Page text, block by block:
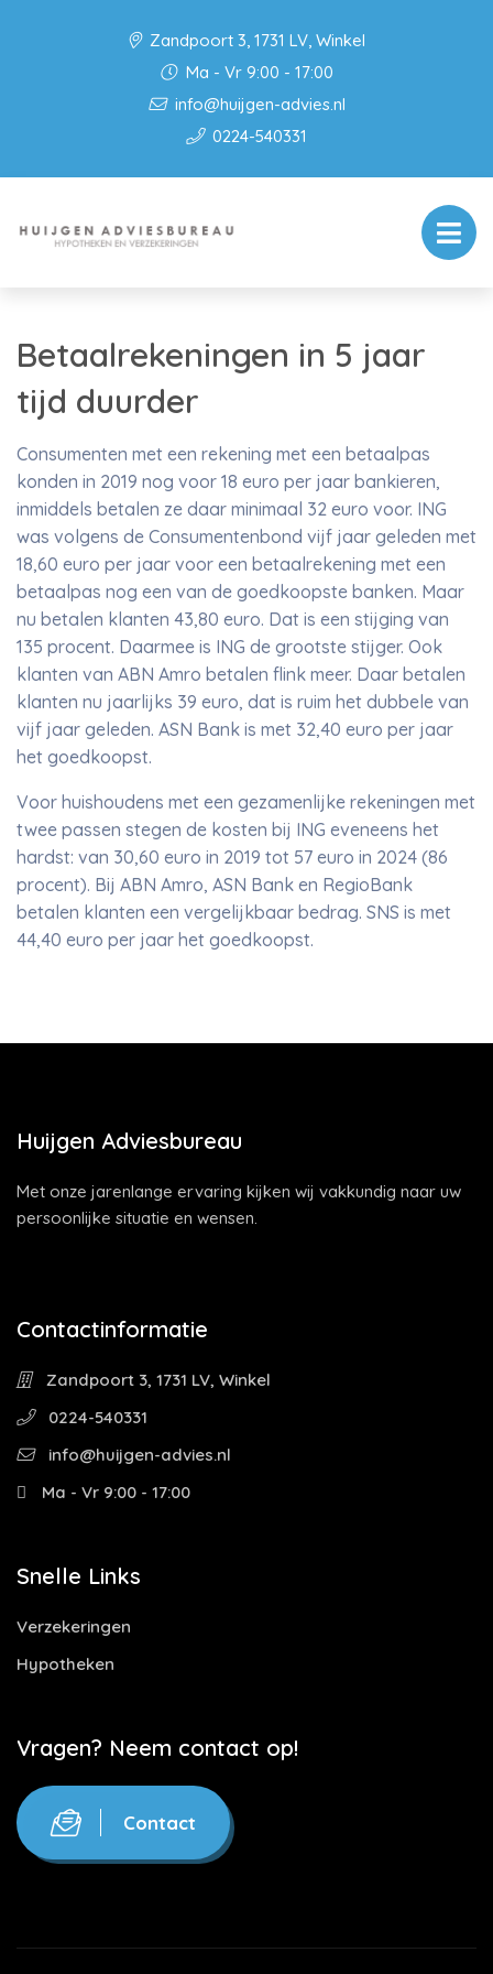
Zandpoort 3, 1731 LV, Winkel
Ma - Vr 9:00 - 17:00
info@huijgen-advies.nl
0224-540331
Betaalrekeningen in 5 jaar
tijd duurder
Consumenten met een rekening met een betaalpas
konden in 2019 nog voor 18 euro per jaar bankieren,
inmiddels betalen ze daar minimaal 32 euro voor. ING
was volgens de Consumentenbond vijf jaar geleden met
18,60 euro per jaar voor een betaalrekening met een
betaalpas nog een van de goedkoopste banken. Maar
nu betalen klanten 43,80 euro. Dat is een stijging van
135 procent. Daarmee is ING de grootste stijger. Ook
klanten van ABN Amro betalen flink meer. Daar betalen
klanten nu jaarlijks 39 euro, dat is ruim het dubbele van
vijf jaar geleden. ASN Bank is met 32,40 euro per jaar
het goedkoopst.
Voor huishoudens met een gezamenlijke rekeningen met
twee passen stegen de kosten bij ING eveneens het
hardst: van 30,60 euro in 2019 tot 57 euro in 2024 (86
procent). Bij ABN Amro, ASN Bank en RegioBank
betalen klanten een vergelijkbaar bedrag. SNS is met
44,40 euro per jaar het goedkoopst.
Huijgen Adviesbureau
Met onze jarenlange ervaring kijken wij vakkundig naar uw
persoonlijke situatie en wensen.
Contactinformatie
Zandpoort 3, 1731 LV, Winkel
0224-540331
info@huijgen-advies.nl
Ma - Vr 9:00 - 17:00
Snelle Links
Verzekeringen
Hypotheken
Vragen? Neem contact op!
Contact